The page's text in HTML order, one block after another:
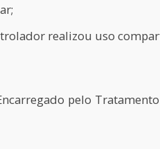
realizou uso
pelo